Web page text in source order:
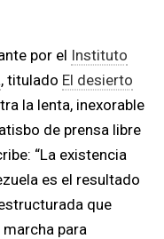
por el Instituto
, titulado El desierto
la lenta, inexorable
de prensa libre
“La existencia
es el resultado
que
para